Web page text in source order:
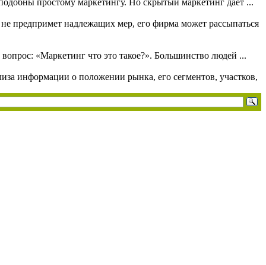
простому маркетингу. Но скрытый маркетинг дает ...
предпримет надлежащих мер, его фирма может рассыпаться
«Маркетинг что это такое?». Большинство людей ...
информации о положении рынка, его сегментов, участков,